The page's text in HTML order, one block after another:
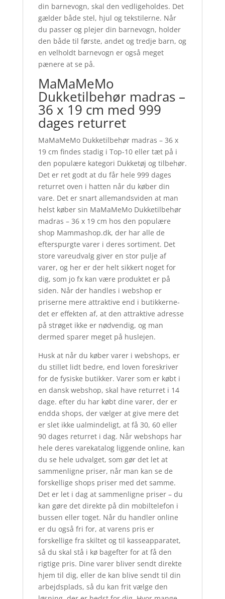
din barnevogn, skal den vedligeholdes. Det
gælder både stel, hjul og tekstilerne. Når
du passer og plejer din barnevogn, holder
den både til første, andet og tredje barn, og
en velholdt barnevogn er også meget
pænere at se på.
MaMaMeMo
Dukketilbehør madras –
36 x 19 cm med 999
dages returret
MaMaMeMo Dukketilbehør madras – 36 x
19 cm findes stadig i Top-10 eller tæt på i
den populære kategori Dukketøj og tilbehør.
Det er ret godt at du får hele 999 dages
returret oven i hatten når du køber din
vare. Det er snart allemandsviden at man
helst køber sin MaMaMeMo Dukketilbehør
madras – 36 x 19 cm hos den populære
shop Mammashop.dk, der har alle de
efterspurgte varer i deres sortiment. Det
store vareudvalg giver en stor pulje af
varer, og her er der helt sikkert noget for
dig, som jo fx kan være produktet er på
siden. Når der handles i webshop er
priserne mere attraktive end i butikkerne-
det er effekten af, at den attraktive adresse
på strøget ikke er nødvendig, og man
dermed sparer meget på huslejen.
Husk at når du køber varer i webshops, er
du stillet lidt bedre, end loven foreskriver
for de fysiske butikker. Varer som er købt i
en dansk webshop, skal have returret i 14
dage. efter du har købt dine varer, der er
endda shops, der vælger at give mere det
er slet ikke ualmindeligt, at få 30, 60 eller
90 dages returret i dag. Når webshops har
hele deres varekatalog liggende online, kan
du se hele udvalget, som gør det let at
sammenligne priser, når man kan se de
forskellige shops priser med det samme.
Det er let i dag at sammenligne priser – du
kan gøre det direkte på din mobiltelefon i
bussen eller toget. Når du handler online
er du også fri for, at varens pris er
forskellige fra skiltet og til kasseapparatet,
så du skal stå i kø bagefter for at få den
rigtige pris. Dine varer bliver sendt direkte
hjem til dig, eller de kan blive sendt til din
arbejdsplads, så du kan frit vælge den